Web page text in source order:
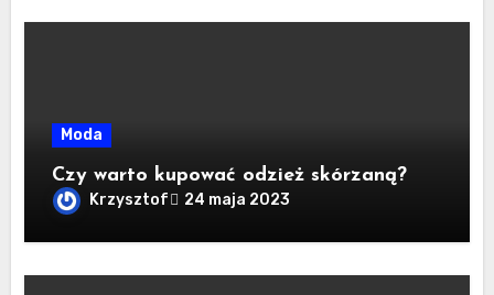
Moda
Czy warto kupować odzież skórzaną?
Krzysztof 24 maja 2023